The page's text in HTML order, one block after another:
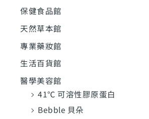
:保健食品館
天然草本館
專業藥妝館
生活百貨館
醫學美容館
41℃ 可溶性膠原蛋白
Bebble 貝朵